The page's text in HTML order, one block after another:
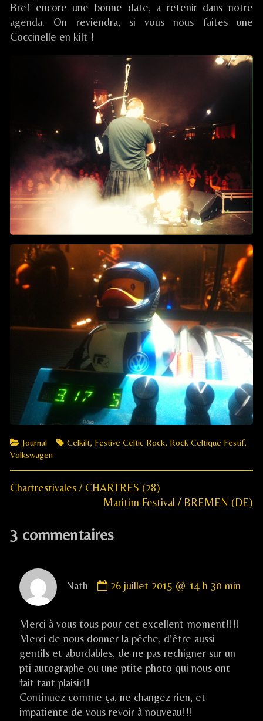
Bref encore une bonne date, a retenir dans notre
agenda. On reviendra, si vous nous faites une
Coccinelle en kilt !
Categories
Journal Tags
Celkilt, Festive Celtic Rock, Rock Celtique Festif,
Volkswagen
Navigation
l’article
Previous
Chartrestivales / CHARTRES (28)
Next
Maritim Festival / BREMEN (DE)
3 commentaires
Nath
by
published
on
26 juillet 2015 @ 14 h 30 min
Merci à vous tous pour cet excellent moment!!!!
Merci de nous donner la pêche, d’être aussi
gentils et abordables, de ne pas rechigner sur un
pti autographe ou une ptite photo qui nous ont
fait tant plaisir!!
Continuez comme ça, ne changez rien, et
impatiente de vous revoir à nouveau!!!